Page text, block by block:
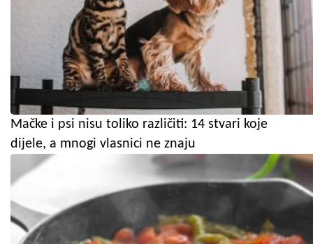
Mačke i psi nisu toliko različiti: 14 stvari koje
dijele, a mnogi vlasnici ne znaju